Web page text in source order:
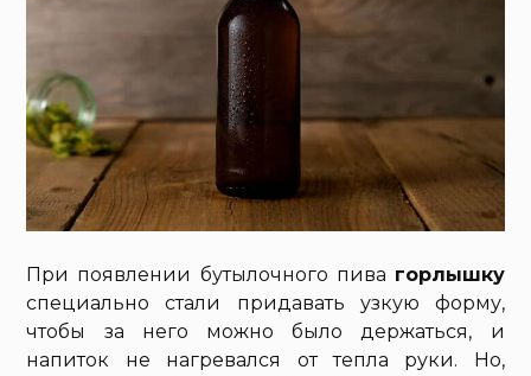
При появлении бутылочного пива горлышку
специально стали придавать узкую форму,
чтобы за него можно было держаться, и
напиток не нагревался от тепла руки. Но,